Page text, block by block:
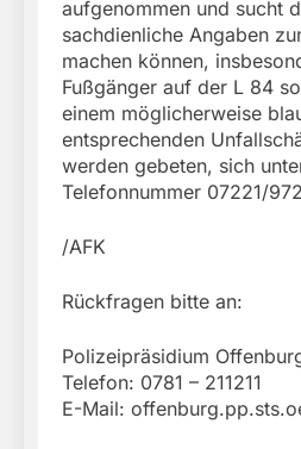
aufgenommen und sucht
sachdienliche Angaben
machen können,
Fußgänger auf der L 84
einem möglicherweise
entsprechenden
werden gebeten, sich
Telefonnummer 07221/
/AFK
Rückfragen bitte an:
Polizeipräsidium
Telefon: 0781 – 211211
E-Mail: